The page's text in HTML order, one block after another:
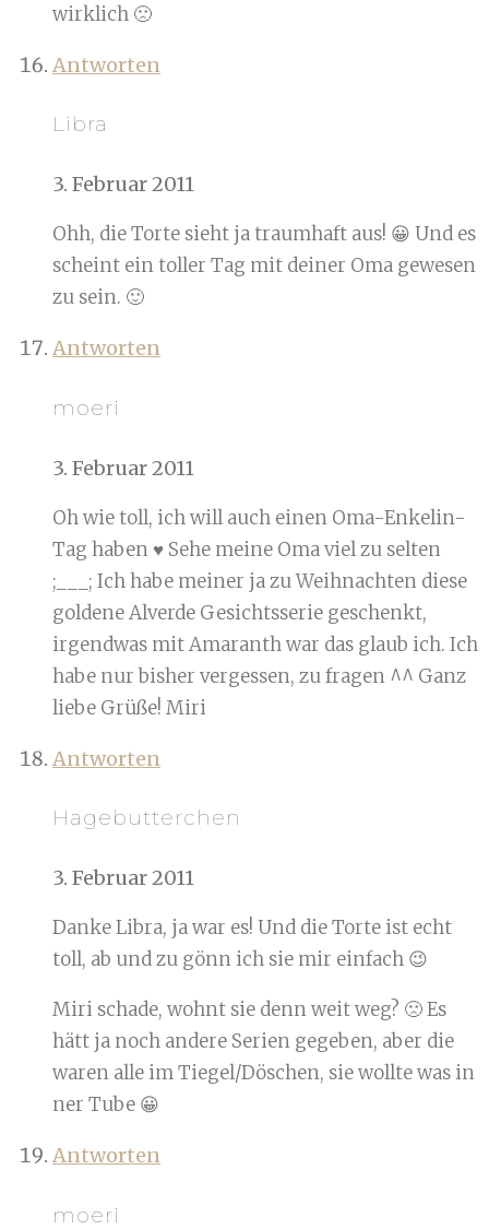
wirklich 🙁
Antworten
Libra
3. Februar 2011
Ohh, die Torte sieht ja traumhaft aus! 😀 Und es
scheint ein toller Tag mit deiner Oma gewesen
zu sein. 🙂
Antworten
moeri
3. Februar 2011
Oh wie toll, ich will auch einen Oma-Enkelin-
Tag haben ♥ Sehe meine Oma viel zu selten
;___; Ich habe meiner ja zu Weihnachten diese
goldene Alverde Gesichtsserie geschenkt,
irgendwas mit Amaranth war das glaub ich. Ich
habe nur bisher vergessen, zu fragen ^^ Ganz
liebe Grüße! Miri
Antworten
Hagebutterchen
3. Februar 2011
Danke Libra, ja war es! Und die Torte ist echt
toll, ab und zu gönn ich sie mir einfach 😉
Miri schade, wohnt sie denn weit weg? 🙁 Es
hätt ja noch andere Serien gegeben, aber die
waren alle im Tiegel/Döschen, sie wollte was in
ner Tube 😀
Antworten
moeri